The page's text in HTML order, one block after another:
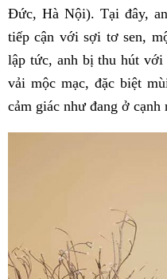
Đức, Hà Nội). Tại đây,
tiếp cận với sợi tơ sen,
lập tức, anh bị thu hút với
vải mộc mạc, đặc biệt
cảm giác như đang ở cạnh